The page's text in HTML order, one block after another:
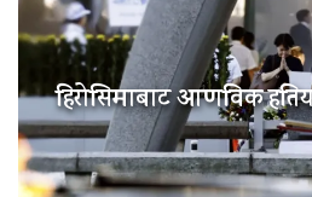
हिरोसिमाबाट आणविक